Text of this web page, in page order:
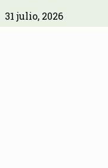
31 julio, 2026